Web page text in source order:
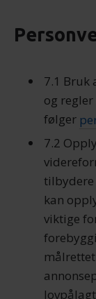
7.1 Bruk
og
følger
7.2
kan
viktige